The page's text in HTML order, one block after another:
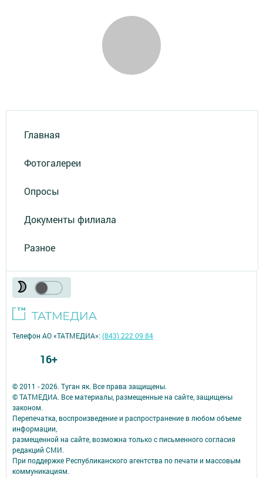
Главная
Фотогалереи
Опросы
Документы филиала
Разное
© 2011 - 2026. Туган як. Все права защищены.
© ТАТМЕДИА. Все материалы, размещенные на сайте, защищены
законом.
Перепечатка, воспроизведение и распространение в любом объеме
информации,
размещенной на сайте, возможна только с письменного согласия
редакций СМИ.
При поддержке Республиканского агентства по печати и массовым
коммуникациям.
Телефон АО «ТАТМЕДИА»:(843) 222 09 84
16+